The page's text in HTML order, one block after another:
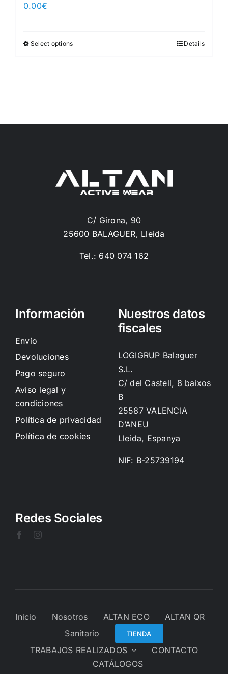
0.00€
Select options Details
C/ Girona, 90
25600 BALAGUER, Lleida
Tel.: 640 074 162
Información
Envío
Devoluciones
Pago seguro
Aviso legal y
condiciones
Política de privacidad
Política de cookies
Nuestros datos
fiscales
LOGIGRUP Balaguer
S.L.
C/ del Castell, 8 baixos
B
25587 VALENCIA
D’ANEU
Lleida, Espanya
NIF: B-25739194
Redes Sociales
Inicio Nosotros ALTAN ECO
ALTAN QR
Sanitario
TIENDA
TRABAJOS REALIZADOS
CONTACTO
CATÁLOGOS